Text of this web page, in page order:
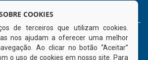
às 14:00hs
COOKIES
de terceiros que utilizam cookies.
nos ajudam a oferecer uma melhor
Ao clicar no botão “Aceitar”
o uso de cookies em nosso site. Para